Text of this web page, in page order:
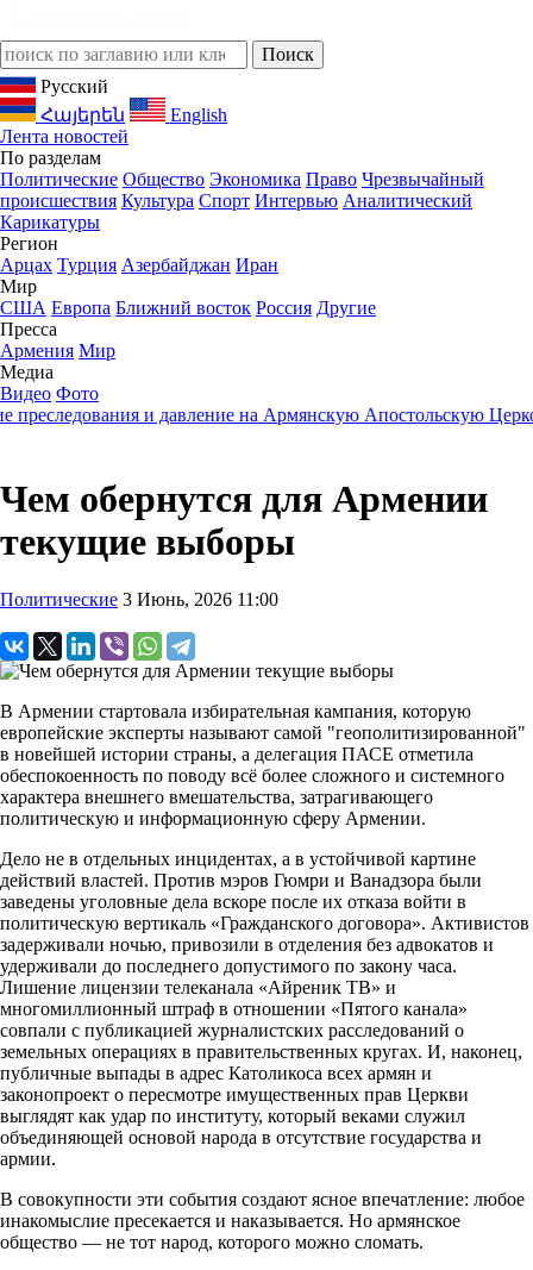
Русский
Հայերեն
English
Лента новостей
По разделам
Политические Общество Экономика Право Чрезвычайный
происшествия Культура Спорт Интервью Аналитический
Карикатуры
Регион
Арцах Турция Азербайджан Иран
Мир
США Европа Ближний восток Россия Другие
Пресса
Армения Мир
Медиа
Видео Фото
и давление на Армянскую Апостольскую Церковь
Чем обернутся для Армении
текущие выборы
Политические 3 Июнь, 2026 11:00
В Армении стартовала избирательная кампания, которую
европейские эксперты называют самой "геополитизированной"
в новейшей истории страны, а делегация ПАСЕ отметила
обеспокоенность по поводу всё более сложного и системного
характера внешнего вмешательства, затрагивающего
политическую и информационную сферу Армении.
Дело не в отдельных инцидентах, а в устойчивой картине
действий властей. Против мэров Гюмри и Ванадзора были
заведены уголовные дела вскоре после их отказа войти в
политическую вертикаль «Гражданского договора». Активистов
задерживали ночью, привозили в отделения без адвокатов и
удерживали до последнего допустимого по закону часа.
Лишение лицензии телеканала «Айреник ТВ» и
многомиллионный штраф в отношении «Пятого канала»
совпали с публикацией журналистских расследований о
земельных операциях в правительственных кругах. И, наконец,
публичные выпады в адрес Католикоса всех армян и
законопроект о пересмотре имущественных прав Церкви
выглядят как удар по институту, который веками служил
объединяющей основой народа в отсутствие государства и
армии.
В совокупности эти события создают ясное впечатление: любое
инакомыслие пресекается и наказывается. Но армянское
общество — не тот народ, которого можно сломать.